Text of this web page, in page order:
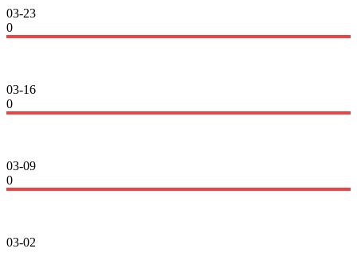
03-23
0
03-16
0
03-09
0
03-02